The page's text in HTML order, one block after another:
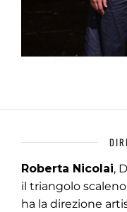
Roberta Nicolai,
il triangolo
ha la direzione